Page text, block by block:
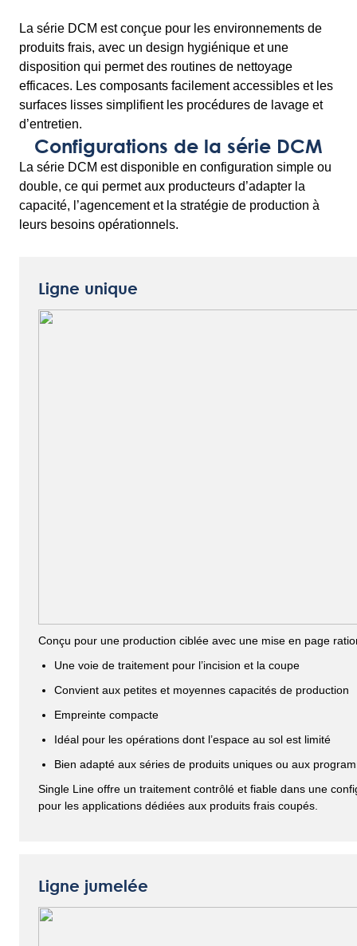
La série DCM est conçue pour les environnements de
produits frais, avec un design hygiénique et une
disposition qui permet des routines de nettoyage
efficaces. Les composants facilement accessibles et les
surfaces lisses simplifient les procédures de lavage et
d’entretien.
Configurations de la série DCM
La série DCM est disponible en configuration simple ou
double, ce qui permet aux producteurs d’adapter la
capacité, l’agencement et la stratégie de production à
leurs besoins opérationnels.
Ligne unique
Conçu pour une production ciblée avec une mise en page
Une voie de traitement pour l’incision et la coupe
Convient aux petites et moyennes capacités de production
Empreinte compacte
Idéal pour les opérations dont l’espace au sol est limité
Bien adapté aux séries de produits uniques ou aux
Single Line offre un traitement contrôlé et fiable dans une
pour les applications dédiées aux produits frais coupés.
Ligne jumelée